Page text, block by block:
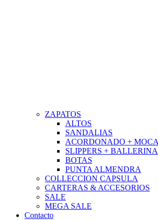
ZAPATOS
ALTOS
SANDALIAS
ACORDONADO +
SLIPPERS +
BOTAS
PUNTA ALMENDRA
COLLECCION CAPSULA
CARTERAS & ACCESORIOS
SALE
MEGA SALE
Contacto